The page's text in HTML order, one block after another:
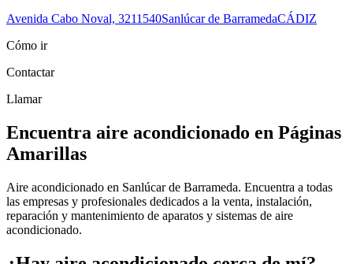
Avenida Cabo Noval, 3211540Sanlúcar de BarramedaCÁDIZ
Cómo ir
Contactar
Llamar
Encuentra aire acondicionado en Páginas
Amarillas
Aire acondicionado en Sanlúcar de Barrameda. Encuentra a todas
las empresas y profesionales dedicados a la venta, instalación,
reparación y mantenimiento de aparatos y sistemas de aire
acondicionado.